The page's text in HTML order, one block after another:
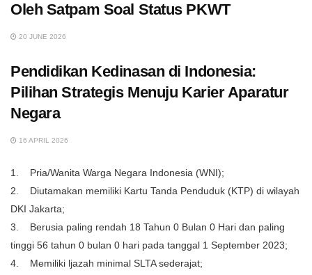
Oleh Satpam Soal Status PKWT
20 JUNE 2026
Pendidikan Kedinasan di Indonesia:
Pilihan Strategis Menuju Karier Aparatur
Negara
16 APRIL 2026
1. Pria/Wanita Warga Negara Indonesia (WNI);
2. Diutamakan memiliki Kartu Tanda Penduduk (KTP) di wilayah
DKI Jakarta;
3. Berusia paling rendah 18 Tahun 0 Bulan 0 Hari dan paling
tinggi 56 tahun 0 bulan 0 hari pada tanggal 1 September 2023;
4. Memiliki ljazah minimal SLTA sederajat;